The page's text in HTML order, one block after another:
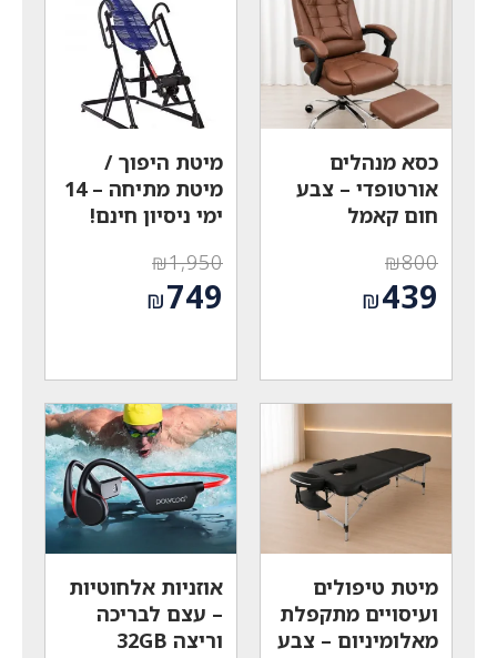
כסא מנהלים
אורטופדי – צבע
חום קאמל
₪800
המחיר
המקורי ₪439
הוא:
₪439.
מיטת היפוך /
מיטת מתיחה – 14
ימי ניסיון חינם!
₪1,950
המחיר
המקורי ₪749
הוא:
₪749.
מיטת טיפולים
ועיסויים מתקפלת
מאלומיניום – צבע
אוזניות אלחוטיות
– עצם לבריכה
וריצה 32GB